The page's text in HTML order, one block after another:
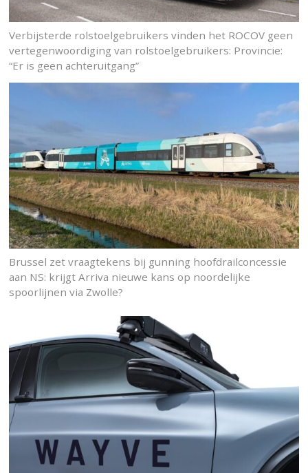
Verbijsterde rolstoelgebruikers vinden het ROCOV geen
vertegenwoordiging van rolstoelgebruikers: Provincie:
“Er is geen achteruitgang”
Brussel zet vraagtekens bij gunning hoofdrailconcessie
aan NS: krijgt Arriva nieuwe kans op noordelijke
spoorlijnen via Zwolle?